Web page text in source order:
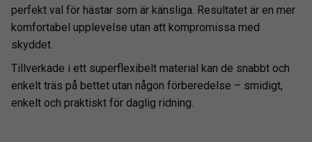
perfekt val för hästar som är känsliga. Resultatet är en mer
komfortabel upplevelse utan att kompromissa med
skyddet.
Tillverkade i ett superflexibelt material kan de snabbt och
enkelt träs på bettet utan någon förberedelse – smidigt,
enkelt och praktiskt för daglig ridning.